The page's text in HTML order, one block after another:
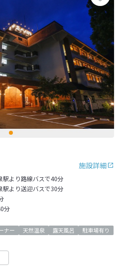
施設詳細
駅より路線バスで40分
駅より送迎バスで30分
分
ナー 天然温泉 露天風呂
駐車場有り